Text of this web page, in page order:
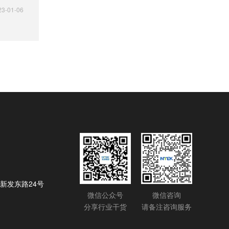
01-06
微信公众号
分享行业干货
微信咨询
请备注咨询服务
发东路24号